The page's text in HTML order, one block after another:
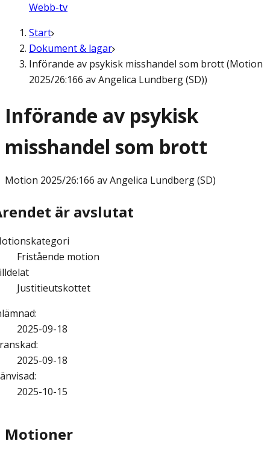
Webb-tv
Start
Dokument & lagar
Införande av psykisk misshandel som brott (Motion
2025/26:166 av Angelica Lundberg (SD))
Införande av psykisk
misshandel som brott
Motion 2025/26:166 av Angelica Lundberg (SD)
är avslutat
Fristående motion
Justitieutskottet
:
2025-09-18
:
2025-09-18
:
2025-10-15
Motioner